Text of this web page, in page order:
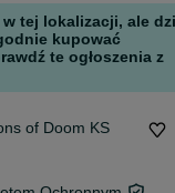
tej lokalizacji, ale
kupować
te ogłoszenia z
of Doom KS